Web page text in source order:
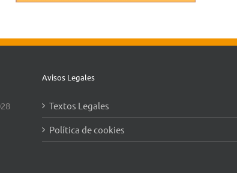
Avisos Legales
Textos Legales
Política de cookies